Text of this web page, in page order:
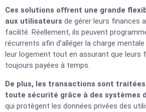
Ces solutions offrent une grande
aux utilisateurs de gérer leurs finances
facilité. Réellement, ils peuvent
récurrents afin d’alléger la charge
leur logement tout en assurant que leurs
toujours payées à temps.
De plus, les transactions sont
toute sécurité grâce à des systèmes
qui protègent les données privées des